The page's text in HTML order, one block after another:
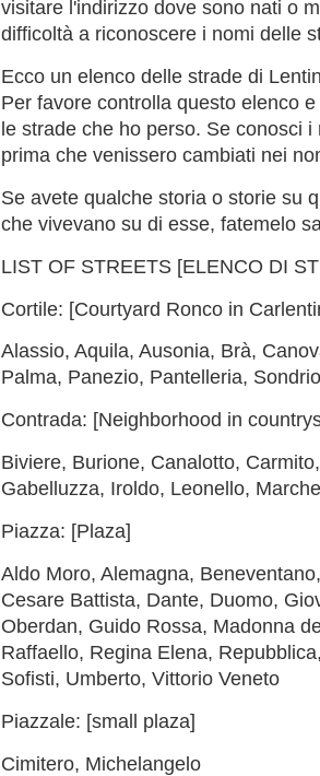
visitare l'indirizzo dove sono nati o
difficoltà a riconoscere i nomi delle
Ecco un elenco delle strade di
Per favore controlla questo elenco
le strade che ho perso. Se conosci
prima che venissero cambiati nei
Se avete qualche storia o storie su
che vivevano su di esse, fatemelo
LIST OF STREETS [ELENCO DI
Cortile: [Courtyard Ronco in
Alassio, Aquila, Ausonia, Brà,
Palma, Panezio, Pantelleria,
Contrada: [Neighborhood in
Biviere, Burione, Canalotto,
Gabelluzza, Iroldo, Leonello,
Piazza: [Plaza]
Aldo Moro, Alemagna,
Cesare Battista, Dante, Duomo,
Oberdan, Guido Rossa, Madonna
Raffaello, Regina Elena,
Sofisti, Umberto, Vittorio Veneto
Piazzale: [small plaza]
Cimitero, Michelangelo